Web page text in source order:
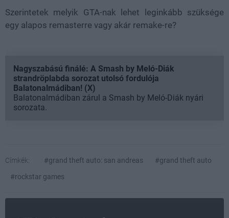
Szerintetek melyik GTA-nak lehet leginkább szüksége
egy alapos remasterre vagy akár remake-re?
Nagyszabású finálé: A Smash by Meló-Diák
strandröplabda sorozat utolsó fordulója
Balatonalmádiban! (X)
Balatonalmádiban zárul a Smash by Meló-Diák nyári
sorozata.
Címkék: #grand theft auto: san andreas
#grand theft auto
#rockstar games